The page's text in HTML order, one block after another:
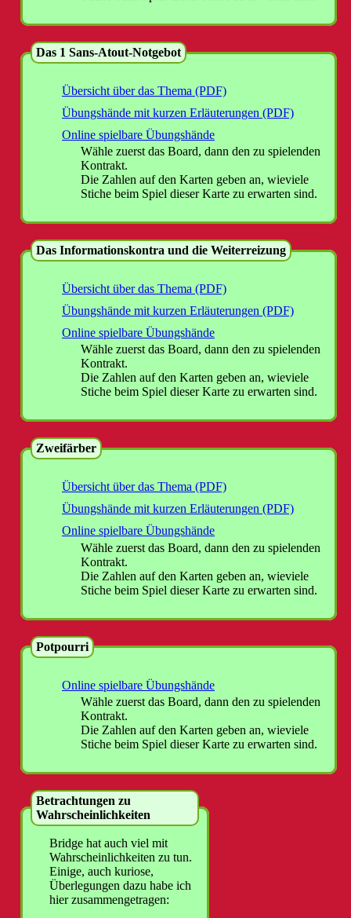
Das 1 Sans-Atout-Notgebot
Übersicht über das Thema (PDF)
Übungshände mit kurzen Erläuterungen (PDF)
Online spielbare Übungshände
Wähle zuerst das Board, dann den zu spielenden
Kontrakt.
Die Zahlen auf den Karten geben an, wieviele
Stiche beim Spiel dieser Karte zu erwarten sind.
Das Informationskontra und die Weiterreizung
Übersicht über das Thema (PDF)
Übungshände mit kurzen Erläuterungen (PDF)
Online spielbare Übungshände
Wähle zuerst das Board, dann den zu spielenden
Kontrakt.
Die Zahlen auf den Karten geben an, wieviele
Stiche beim Spiel dieser Karte zu erwarten sind.
Zweifärber
Übersicht über das Thema (PDF)
Übungshände mit kurzen Erläuterungen (PDF)
Online spielbare Übungshände
Wähle zuerst das Board, dann den zu spielenden
Kontrakt.
Die Zahlen auf den Karten geben an, wieviele
Stiche beim Spiel dieser Karte zu erwarten sind.
Potpourri
Online spielbare Übungshände
Wähle zuerst das Board, dann den zu spielenden
Kontrakt.
Die Zahlen auf den Karten geben an, wieviele
Stiche beim Spiel dieser Karte zu erwarten sind.
Betrachtungen zu
Wahrscheinlichkeiten
Bridge hat auch viel mit
Wahrscheinlichkeiten zu tun.
Einige, auch kuriose,
Überlegungen dazu habe ich
hier zusammengetragen: